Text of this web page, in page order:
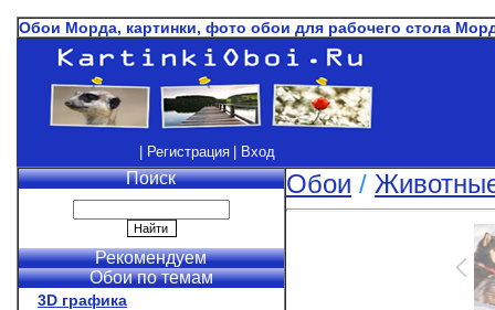
Обои Морда, картинки, фото обои для рабочего стола
| Регистрация | Вход
Поиск
Рекомендуем
Обои по темам
3D графика
Обои /